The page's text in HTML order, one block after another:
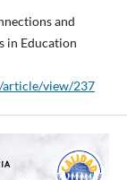
and
in Education
article/view/237